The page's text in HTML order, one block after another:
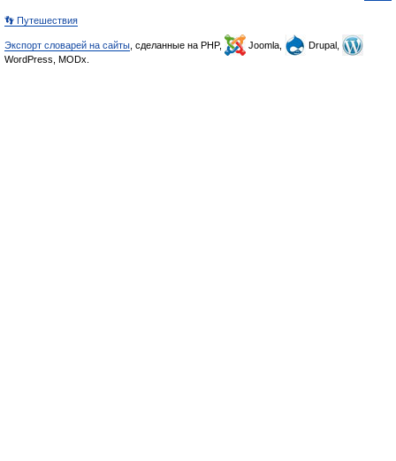
👣 Путешествия
Экспорт словарей на сайты , сделанные на PHP, Joomla,
Drupal,
WordPress, MODx.